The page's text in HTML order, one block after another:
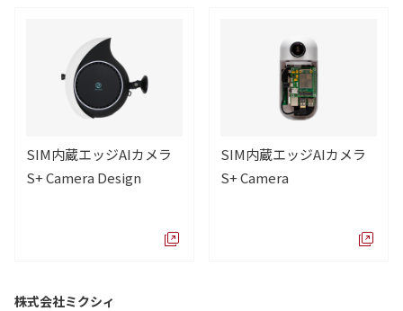
SIM内蔵エッジAIカメラ
S+ Camera Design
SIM内蔵エッジAIカメラ
S+ Camera
株式会社ミクシィ